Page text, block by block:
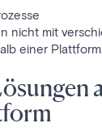
nicht mit
einer Plattform.